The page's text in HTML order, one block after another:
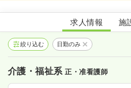
こすもす
求人情報 施
絞り込む 日勤のみ
介護・福祉系正・准看護師